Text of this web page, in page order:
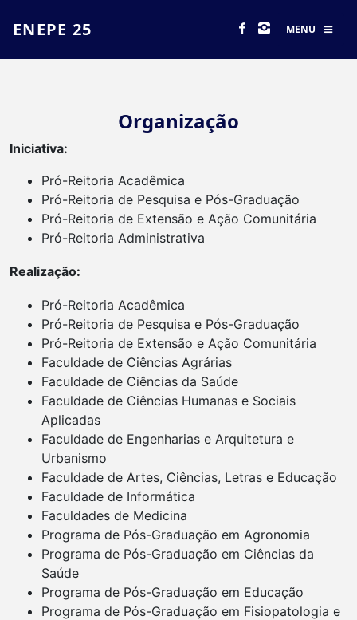
ENEPE 25 MENU
Organização
Iniciativa:
Pró-Reitoria Acadêmica
Pró-Reitoria de Pesquisa e Pós-Graduação
Pró-Reitoria de Extensão e Ação Comunitária
Pró-Reitoria Administrativa
Realização:
Pró-Reitoria Acadêmica
Pró-Reitoria de Pesquisa e Pós-Graduação
Pró-Reitoria de Extensão e Ação Comunitária
Faculdade de Ciências Agrárias
Faculdade de Ciências da Saúde
Faculdade de Ciências Humanas e Sociais
Aplicadas
Faculdade de Engenharias e Arquitetura e
Urbanismo
Faculdade de Artes, Ciências, Letras e Educação
Faculdade de Informática
Faculdades de Medicina
Programa de Pós-Graduação em Agronomia
Programa de Pós-Graduação em Ciências da
Saúde
Programa de Pós-Graduação em Educação
Programa de Pós-Graduação em Fisiopatologia e